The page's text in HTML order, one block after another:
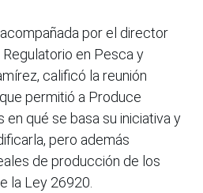
por el director
en Pesca y
calificó la reunión
permitió a Produce
qué se basa su iniciativa y
pero además
de producción de los
la Ley 26920.